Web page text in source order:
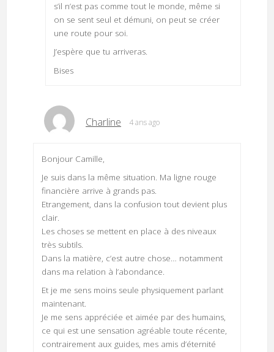
s’il n’est pas comme tout le monde, même si
on se sent seul et démuni, on peut se créer
une route pour soi.
J’espère que tu arriveras.
Bises
Charline 4 ans ago
Bonjour Camille,
Je suis dans la même situation. Ma ligne rouge
financière arrive à grands pas.
Etrangement, dans la confusion tout devient plus
clair.
Les choses se mettent en place à des niveaux
très subtils.
Dans la matière, c’est autre chose… notamment
dans ma relation à l’abondance.
Et je me sens moins seule physiquement parlant
maintenant.
Je me sens appréciée et aimée par des humains,
ce qui est une sensation agréable toute récente,
contrairement aux guides, mes amis d’éternité